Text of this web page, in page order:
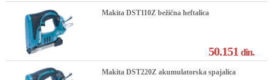
Makita DST110Z bežična heftalica
50.151din.
Makita DST220Z akumulatorska spajalica